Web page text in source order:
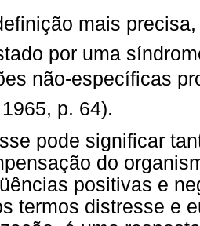
mais
por uma
não-específicas
p. 64).
pode significar
do
positivas e
termos distresse e